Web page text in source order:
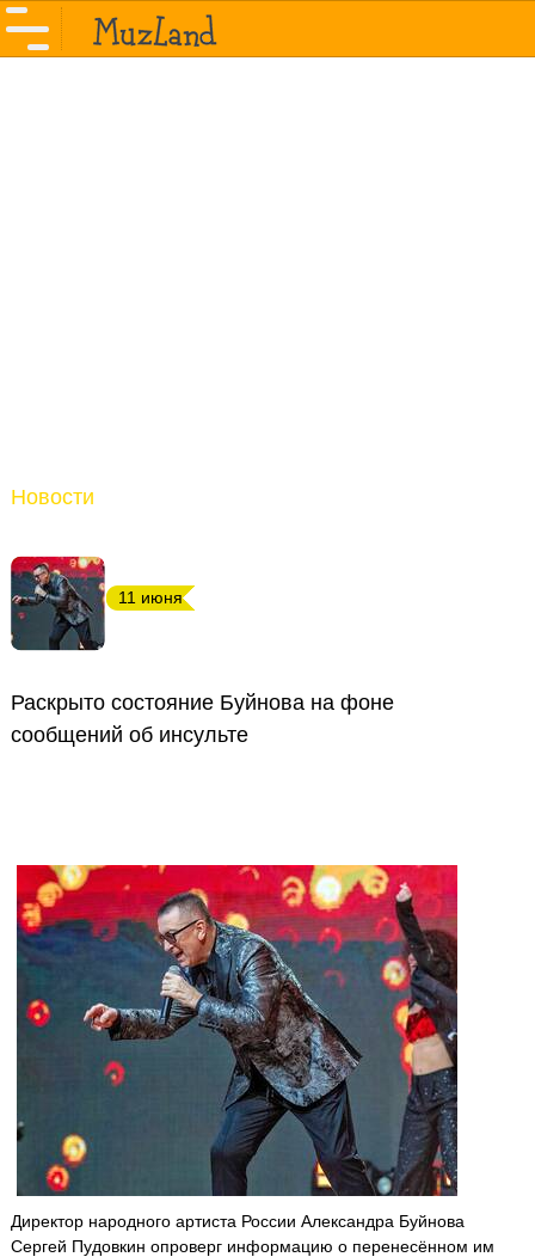
Новости
11 июня
Раскрыто состояние Буйнова на фоне
сообщений об инсульте
Директор народного артиста России Александра Буйнова
Сергей Пудовкин опроверг информацию о перенесённом им